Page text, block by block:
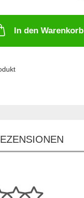
In den Warenkorb